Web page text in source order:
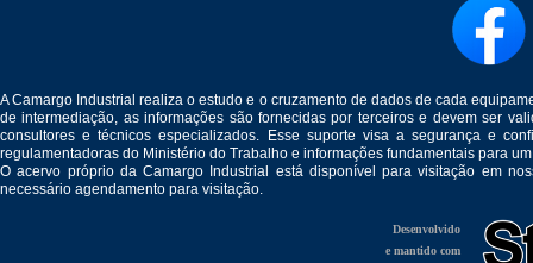
A Camargo Industrial realiza o estudo e o cruzamento de dados de cada
de intermediação, as informações são fornecidas por terceiros e devem ser
consultores e técnicos especializados. Esse suporte visa a segurança e
regulamentadoras do Ministério do Trabalho e informações fundamentais para
O acervo próprio da Camargo Industrial está disponível para visitação em
necessário agendamento para visitação.
Desenvolvido
e mantido com